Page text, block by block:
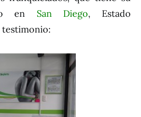
en San Diego, Estado
testimonio: